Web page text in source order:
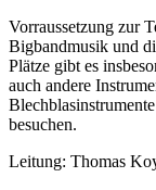
Vorraussetzung zur
Bigbandmusik und
Plätze gibt es
auch andere
besuchen.
Leitung: Thomas